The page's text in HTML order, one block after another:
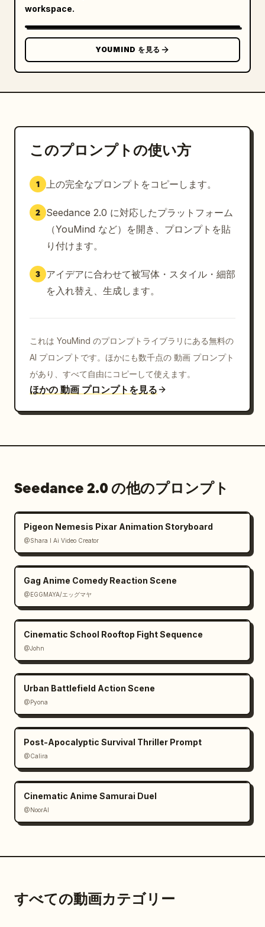
workspace.
YOUMIND を見る
このプロンプトの使い方
1 上の完全なプロンプトをコピーします。
2
Seedance 2.0 に対応したプラットフォーム
（YouMind など）を開き、プロンプトを貼
り付けます。
3
アイデアに合わせて被写体・スタイル・細部
を入れ替え、生成します。
これは YouMind のプロンプトライブラリにある無料の
AI プロンプトです。ほかにも数千点の 動画 プロンプト
があり、すべて自由にコピーして使えます。
ほかの 動画 プロンプトを見る
Seedance 2.0 の他のプロンプト
Pigeon Nemesis Pixar Animation Storyboard
@Shara I Ai Video Creator
Gag Anime Comedy Reaction Scene
@EGGMAYA/エッグマヤ
Cinematic School Rooftop Fight Sequence
@John
Urban Battlefield Action Scene
@Pyona
Post-Apocalyptic Survival Thriller Prompt
@Calira
Cinematic Anime Samurai Duel
@NoorAI
すべての動画カテゴリー